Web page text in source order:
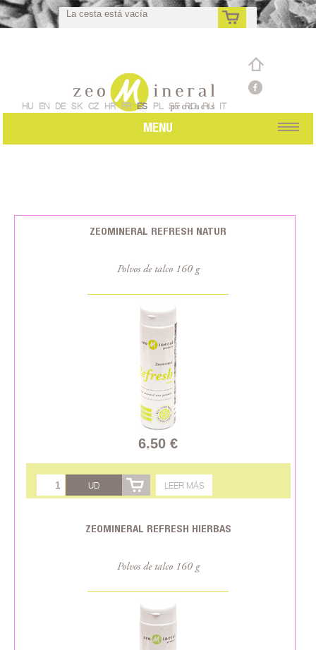
La cesta está vacía
es
HU EN DE SK CZ HR FR ES PL SE RO RU IT
MENU
ZEOMINERAL REFRESH NATUR
Polvos de talco 160 g
6.50 €
UD LEER MÁS
ZEOMINERAL REFRESH HIERBAS
Polvos de talco 160 g